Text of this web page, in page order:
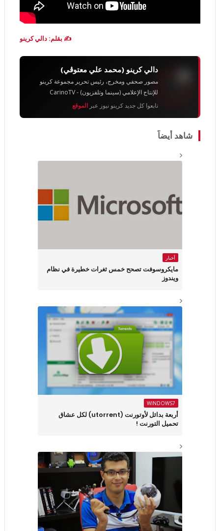
✍️ بقلم: دالي كرينو
دالي كرينو (محمد علي معتوڨي)
مصور صحفي ومخرج، رئيس تحرير مجموعة كرينو
للإنتاج الإعلامي (سينما وتلفزيون) - CarinoTV
تابعوا كل جديد كرينو نيوز عبر الموقع
شاهد أيضاً
أخبار
مايكروسوفت تصحح خمس ثغرات خطيرة في نظام
ويندوز
WINDOWS7
أربعة بدائل لأوتورنت (utorrent) لكل عشاق
تحميل التورنت !